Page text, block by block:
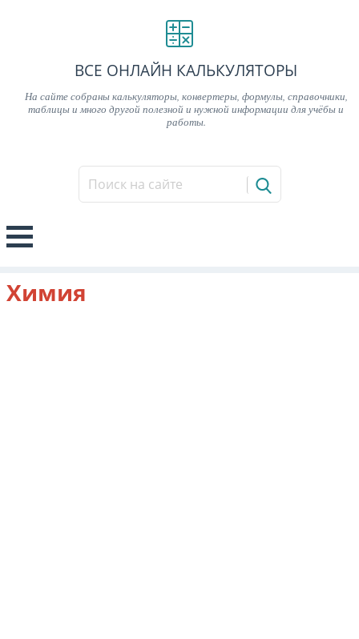
ВСЕ ОНЛАЙН КАЛЬКУЛЯТОРЫ
На сайте собраны калькуляторы, конвертеры, формулы, справочники,
таблицы и много другой полезной и нужной информации для учёбы и
работы.
Химия